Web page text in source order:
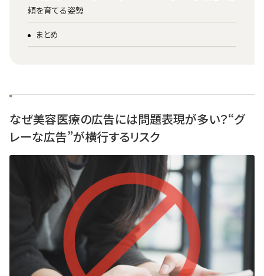
頼を育てる姿勢
まとめ
なぜ美容医療の広告には問題表現が多い？“グ
レーな広告”が横行するリスク